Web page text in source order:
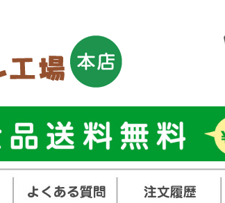
お名前シー
ル
お買い得セ